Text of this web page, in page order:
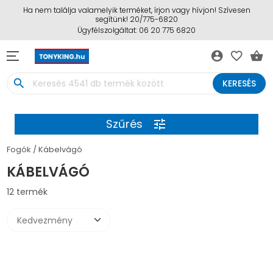
Ha nem találja valamelyik terméket, írjon vagy hívjon! Szívesen
segítünk! 20/775-6820
Ügyfélszolgáltat: 06 20 775 6820
account_circle favorite_border shopping_basket
search KERESÉS
Szűrés tune
Fogók Kábelvágó
KÁBELVÁGÓ
12 termék